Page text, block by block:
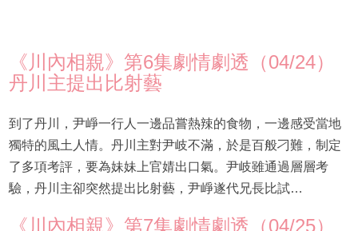
《川內相親》第6集劇情劇透（04/24）
丹川主提出比射藝
到了丹川，尹崢一行人一邊品嘗熱辣的食物，一邊感受當地
獨特的風土人情。丹川主對尹岐不滿，於是百般刁難，制定
了多項考評，要為妹妹上官婧出口氣。尹岐雖通過層層考
驗，丹川主卻突然提出比射藝，尹崢遂代兄長比試…
《川內相親》第7集劇情劇透（04/25）